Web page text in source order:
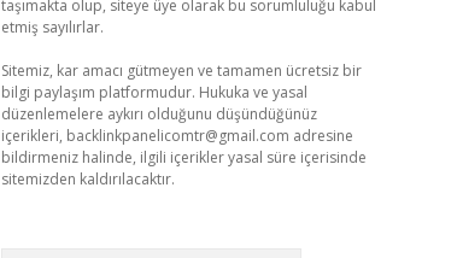
taşımakta olup, siteye üye olarak bu sorumluluğu kabul
etmiş sayılırlar.
Sitemiz, kar amacı gütmeyen ve tamamen ücretsiz bir
bilgi paylaşım platformudur. Hukuka ve yasal
düzenlemelere aykırı olduğunu düşündüğünüz
içerikleri, backlinkpanelicomtr@gmail.com adresine
bildirmeniz halinde, ilgili içerikler yasal süre içerisinde
sitemizden kaldırılacaktır.